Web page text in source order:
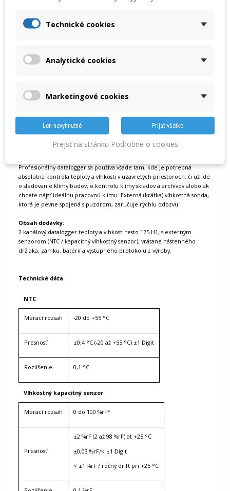
softvéru:
ponúka rôzne možnosti detailného vyhodnotenia teploty a vlhkosti
farmácii
Pozor: pre naprogramovanie dataloggera potrebujete USB kábel,
záznamníka do počítača prebieha cez USB kábel alebo SD kartu -
oboje si môžete voliteľne objednať pri nákupe testo 175 H1 ako
Profesionálny datalogger sa používa všade tam, kde je potrebná
absolútna kontrola teploty a vlhkosti v uzavretých priestoroch: či už ide
o sledovanie klímy budov, o kontrolu klímy skladov a archívov alebo ak
chcete nájsť ideálnu pracovnú klímu. Externá (krátka) vlhkostná sonda,
ktorá je pevne spojená s puzdrom, zaručuje rýchlu odozvu.
Obsah dodávky:
2-kanálový datalogger teploty a vlhkosti testo 175 H1, s externým
senzorom (NTC / kapacitný vlhkostný senzor), vrátane nástenného
držiaka, zámku, batérií a výstupného protokolu z výroby.
Technické dáta
NTC
Merací rozsah -20 do +55 °C
Presnosť ±0,4 °C (-20 až +55 °C) ±1 Digit
Rozlíšenie 0,1 °C
Vlhkostný kapacitný senzor
Merací rozsah 0 do 100 %rF*
Presnosť
±2 %rF (2 až 98 %rF) at +25 °C
±0,03 %rF/K ±1 Digit
< ±1 %rF / ročný drift pri +25 °C
Technické cookies
Analytické cookies
Marketingové cookies
Len nevyhnutné Prijať všetko
Prejsť na stránku Podrobne o cookies